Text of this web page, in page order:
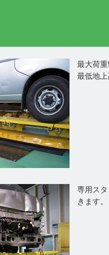
最大荷重
最低地上
専用ス
きます。